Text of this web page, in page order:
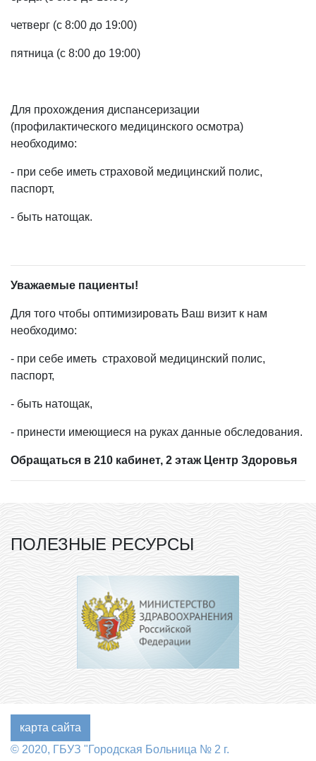
четверг (с 8:00 до 19:00)
пятница (с 8:00 до 19:00)
Для прохождения диспансеризации
(профилактического медицинского осмотра)
необходимо:
- при себе иметь страховой медицинский полис,
паспорт,
- быть натощак.
Уважаемые пациенты!
Для того чтобы оптимизировать Ваш визит к нам
необходимо:
- при себе иметь страховой медицинский полис,
паспорт,
- быть натощак,
- принести имеющиеся на руках данные обследования.
Обращаться в 210 кабинет, 2 этаж Центр Здоровья
ПОЛЕЗНЫЕ РЕСУРСЫ
карта сайта
© 2020, ГБУЗ "Городская Больница № 2 г.